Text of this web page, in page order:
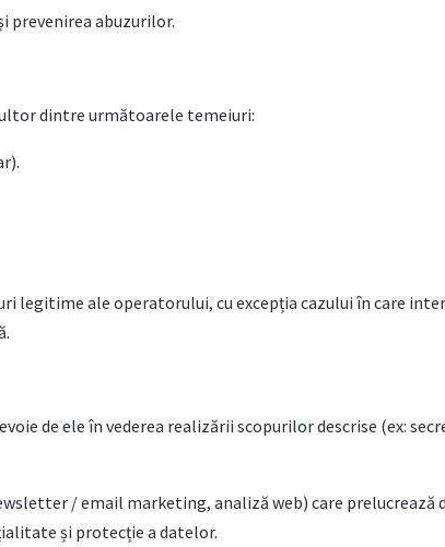
prevenirea abuzurilor.
dintre următoarele temeiuri:
legitime ale operatorului, cu excepția cazului în care
de ele în vederea realizării scopurilor descrise (ex:
/ email marketing, analiză web) care prelucrează
și protecție a datelor.